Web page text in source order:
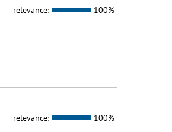
relevance: 100%
relevance: 100%